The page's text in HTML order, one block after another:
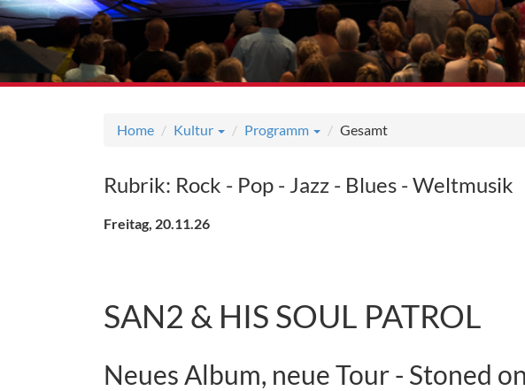
Home Kultur Programm Gesamt
Rubrik: Rock - Pop - Jazz - Blues - Weltmusik
Freitag, 20.11.26
SAN2 & HIS SOUL PATROL
Neues Album, neue Tour - Stoned